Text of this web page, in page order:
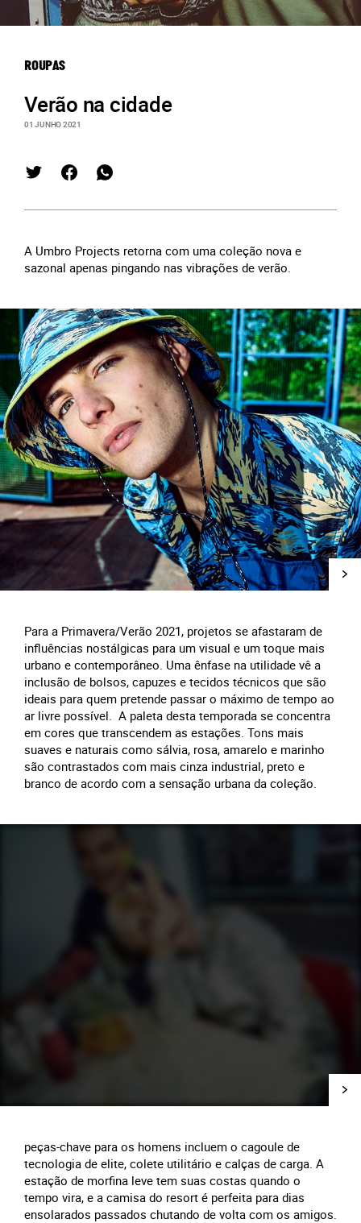
ROUPAS
Verão na cidade
01 JUNHO 2021
A Umbro Projects retorna com uma coleção nova e
sazonal apenas pingando nas vibrações de verão.
Para a Primavera/Verão 2021, projetos se afastaram de
influências nostálgicas para um visual e um toque mais
urbano e contemporâneo. Uma ênfase na utilidade vê a
inclusão de bolsos, capuzes e tecidos técnicos que são
ideais para quem pretende passar o máximo de tempo ao
ar livre possível. A paleta desta temporada se concentra
em cores que transcendem as estações. Tons mais
suaves e naturais como sálvia, rosa, amarelo e marinho
são contrastados com mais cinza industrial, preto e
branco de acordo com a sensação urbana da coleção.
peças-chave para os homens incluem o cagoule de
tecnologia de elite, colete utilitário e calças de carga. A
estação de morfina leve tem suas costas quando o
tempo vira, e a camisa do resort é perfeita para dias
ensolarados passados chutando de volta com os amigos.